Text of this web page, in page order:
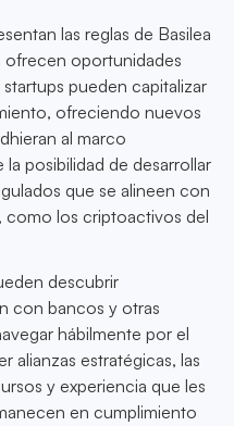
las reglas de Basilea
ofrecen oportunidades
pueden capitalizar
ofreciendo nuevos
al marco
posibilidad de desarrollar
que se alineen con
como los criptoactivos del
descubrir
con bancos y otras
hábilmente por el
alianzas estratégicas, las
y experiencia que les
en cumplimiento